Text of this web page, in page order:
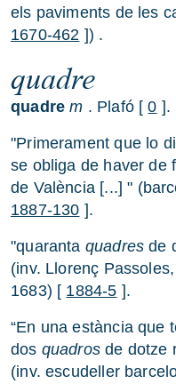
els paviments de les
1670-462 ]) .
quadre
quadre m . Plafó [0 ].
"Primerament que lo
se obliga de haver de
de València [...] "
1887-130 ].
"quaranta quadres de
(inv. Llorenç
1683) [ 1884-5 ].
“En una estància que
dos quadros de dotze
(inv. escudeller